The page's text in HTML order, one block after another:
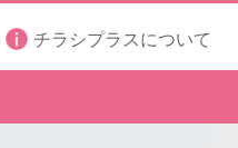
チラシプラスについて